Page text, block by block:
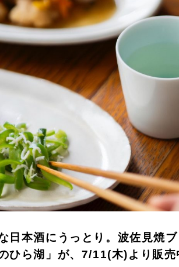
日本酒にうっとり。波佐見焼
ひら湖」が、7/11(木)より販売